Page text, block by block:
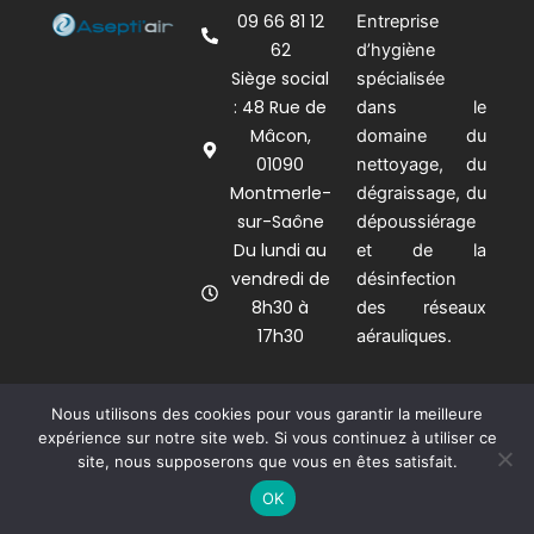
09 66 81 12
62
Siège social
: 48 Rue de
Mâcon,
01090
Montmerle-
sur-Saône
Du lundi au
vendredi de
8h30 à
17h30
Entreprise
d’hygiène
spécialisée
dans le
domaine du
nettoyage, du
dégraissage, du
dépoussiérage
et de la
désinfection
des réseaux
aérauliques.
Mentions légales Plan du site
Nous utilisons des cookies pour vous garantir la meilleure
expérience sur notre site web. Si vous continuez à utiliser ce
site, nous supposerons que vous en êtes satisfait.
OK